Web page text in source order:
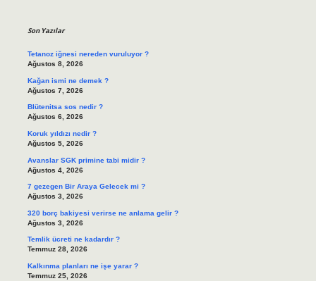
Son Yazılar
Tetanoz iğnesi nereden vuruluyor ?
Ağustos 8, 2026
Kağan ismi ne demek ?
Ağustos 7, 2026
Blütenitsa sos nedir ?
Ağustos 6, 2026
Koruk yıldızı nedir ?
Ağustos 5, 2026
Avanslar SGK primine tabi midir ?
Ağustos 4, 2026
7 gezegen Bir Araya Gelecek mi ?
Ağustos 3, 2026
320 borç bakiyesi verirse ne anlama gelir ?
Ağustos 3, 2026
Temlik ücreti ne kadardır ?
Temmuz 28, 2026
Kalkınma planları ne işe yarar ?
Temmuz 25, 2026